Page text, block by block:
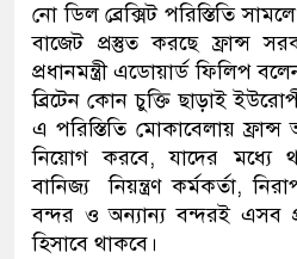
নো ডিল ব্রেক্সিট পরিস্তিতি
বাজেট প্রস্তুত করছে ফ্রান্স
প্রধানমন্ত্রী এডোয়ার্ড ফিলিপ
ব্রিটেন কোন চুক্তি ছাড়াই
এ পরিস্তিতি মোকাবেলায়
নিয়োগ করবে, যাদের মধ্যে
বানিজ্য নিয়ন্ত্রণ কর্মকর্তা,
বন্দর ও অন্যান্য বন্দরই এসব
হিসাবে থাকবে।